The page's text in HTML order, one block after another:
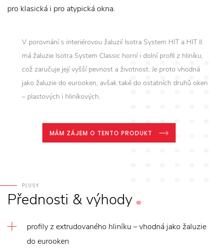
pro klasická i pro atypická okna.
V porovnání s interiérovou žaluzií Isotra System HIT a HIT II.
má žaluzie Isotra System Classic horní i dolní profil z hliníku,
což zaručuje její vyšší pevnost a životnost. Je proto vhodná
jako žaluzie do eurooken, avšak také do ostatních druhů oken
– plastových i hliníkových.
MÁM ZÁJEM O TENTO PRODUKT
PLUSY
Přednosti &výhody
profily z extrudovaného hliníku – vhodná jako žaluzie
do eurooken